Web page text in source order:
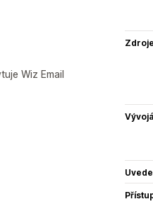
Wiz Email